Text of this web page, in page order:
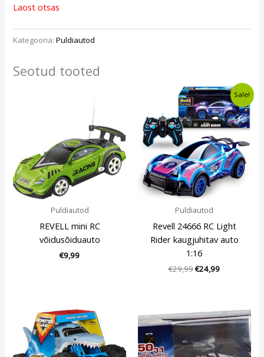
Laost otsas
Kategooria:Puldiautod
Seotud tooted
Puldiautod
REVELL mini RC
võidusõiduauto
€9,99
Sale!
Puldiautod
Revell 24666 RC Light
Rider kaugjuhitav auto
1:16
€29,99
Algne
hind
oli:
€29,99.
€24,99
Current
price
is:
€24,99.